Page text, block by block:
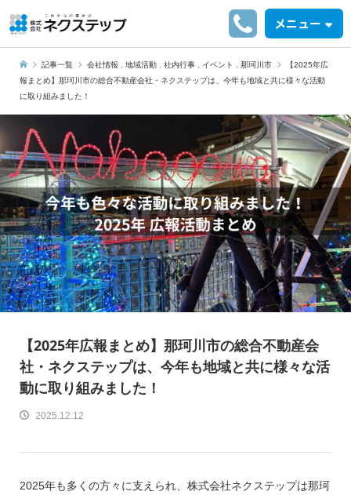
メニュー
記事一覧 会社情報 地域活動 社内行事 イベント 那珂川市
【2025年広
報まとめ】那珂川市の総合不動産会社・ネクステップは、今年も地域と共に様々な活動
に取り組みました！
【2025年広報まとめ】那珂川市の総合不動産会
社・ネクステップは、今年も地域と共に様々な活
動に取り組みました！
2025.12.12
2025年も多くの方々に支えられ、株式会社ネクステップは那珂